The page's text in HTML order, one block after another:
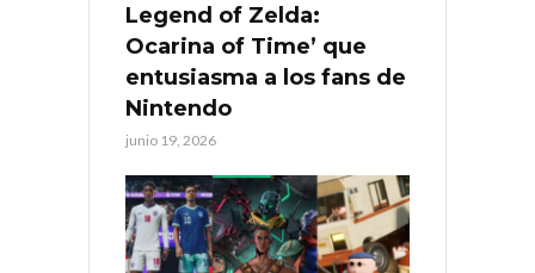
Legend of Zelda:
Ocarina of Time’ que
entusiasma a los fans de
Nintendo
junio 19, 2026